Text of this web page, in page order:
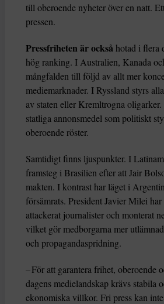
till oberoende nyheter över en natt.
pressen.
Pressfriheten är också hotad i flera
hög ranking. I Australien, Kanada
mångfalden till följd av allt mer
mediemarknader. I Ryssland styrs
av staten eller Kremltrogna
statliga annonsmedel som politiskt
oberoende röster.
Samtidigt finns ljuspunkter. I
framsteg i Brasilien efter att Jair
makten. I kontrast har läget i
försämrats. President Javier Milei
attackerat journalister och monterat
vilket gör medborgarna mer
och propagandaspridning.
– För att garantera frihet, oberoende
dagens medielandskap krävs stabila
ekonomiska villkor. Fri press kan